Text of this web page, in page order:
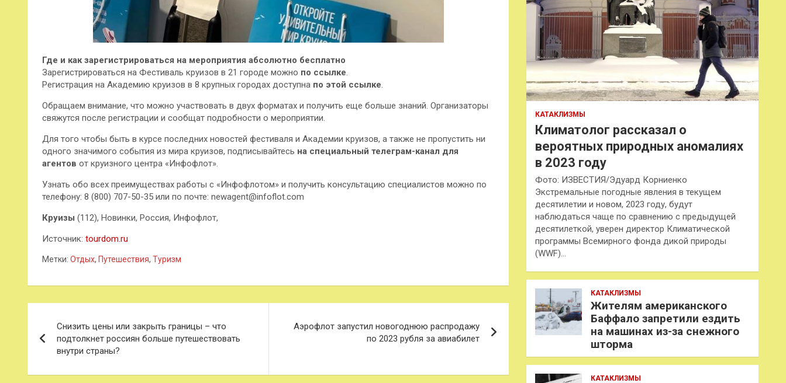
Где и как зарегистрироваться на мероприятия абсолютно бесплатно
Зарегистрироваться на Фестиваль круизов в 21 городе можно по ссылке.
Регистрация на Академию круизов в 8 крупных городах доступна по этой ссылке.
Обращаем внимание, что можно участвовать в двух форматах и получить еще больше знаний. Организаторы
свяжутся после регистрации и сообщат подробности о мероприятии.
Для того чтобы быть в курсе последних новостей фестиваля и Академии круизов, а также не пропустить ни
одного значимого события из мира круизов, подписывайтесь на специальный телеграм-канал для
агентов от круизного центра «Инфофлот».
Узнать обо всех преимуществах работы с «Инфофлотом» и получить консультацию специалистов можно по
телефону: 8 (800) 707-50-35 или по почте: newagent@infoflot.com
Круизы (112), Новинки, Россия, Инфофлот,
Источник: tourdom.ru
Метки: Отдых, Путешествия, Туризм
по
записям
Снизить цены или закрыть границы – что
подтолкнет россиян больше путешествовать
внутри страны?
Аэрофлот запустил новогоднюю распродажу
по 2023 рубля за авиабилет
КАТАКЛИЗМЫ
Климатолог рассказал о
вероятных природных аномалиях
в 2023 году
Фото: ИЗВЕСТИЯ/Эдуард Корниенко
Экстремальные погодные явления в текущем
десятилетии и новом, 2023 году, будут
наблюдаться чаще по сравнению с предыдущей
десятилеткой, уверен директор Климатической
программы Всемирного фонда дикой природы
(WWF)…
КАТАКЛИЗМЫ
Жителям американского
Баффало запретили ездить
на машинах из-за снежного
шторма
КАТАКЛИЗМЫ